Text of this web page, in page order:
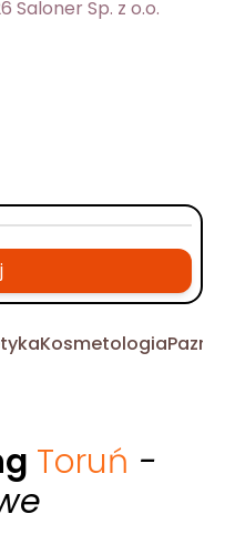
Saloner Sp. z o.o.
Kosmetologia
Toruń -